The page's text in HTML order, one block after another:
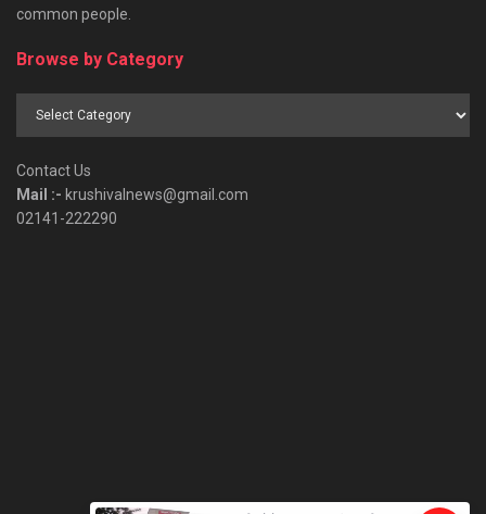
common people.
Browse by Category
Contact Us
Mail :- krushivalnews@gmail.com
02141-222290